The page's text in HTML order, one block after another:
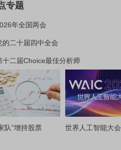
专题
年全国两会
的二十届四中全会
十二届Choice最佳分析师
队”增持股票 世界人工智能大会